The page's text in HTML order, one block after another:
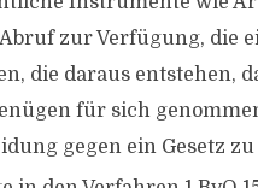
zur Verfügung, die
die daraus entstehen,
für sich
gegen ein Gesetz